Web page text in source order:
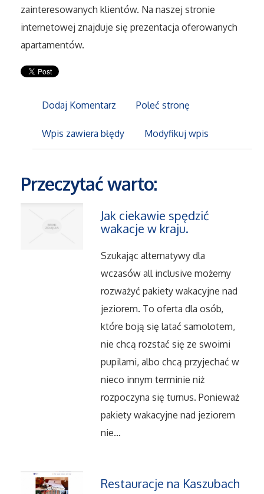
Maszyny
Części Samochodowe
Wynajem
Usługi Motoryzacyjne
Materiały Promocyjne
Agencje Reklamowe
Materiały Reklamowe
Ćwiczenia
Hobby
zainteresowanych klientów. Na naszej stronie
internetowej znajduje się prezentacja oferowanych
apartamentów.
Dodaj Komentarz Poleć stronę
Wpis zawiera błędy Modyfikuj wpis
Przeczytać warto:
Jak ciekawie spędzić
wakacje w kraju.
Szukając alternatywy dla
wczasów all inclusive możemy
rozważyć pakiety wakacyjne nad
jeziorem. To oferta dla osób,
które boją się latać samolotem,
nie chcą rozstać się ze swoimi
pupilami, albo chcą przyjechać w
nieco innym terminie niż
rozpoczyna się turnus. Ponieważ
pakiety wakacyjne nad jeziorem
nie...
Restauracje na Kaszubach